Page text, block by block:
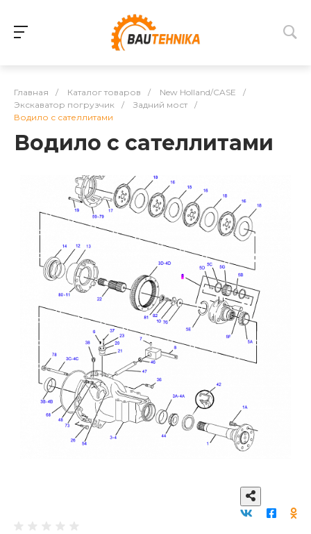
Главная / Каталог товаров / New Holland/CASE
/
Экскаватор погрузчик
/ Задний мост
/
Водило с сателлитами
Водило с сателлитами